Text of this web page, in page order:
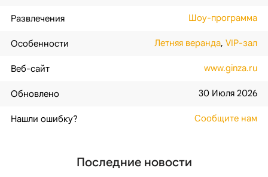
Развлечения Шоу-программа
Особенности Летняя веранда,VIP-зал
Веб-сайт www.ginza.ru
Обновлено 30 Июля 2026
Нашли ошибку? Сообщите нам
Последние новости